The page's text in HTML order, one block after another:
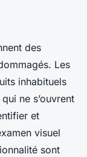
des
Les
inhabituels
ne s’ouvrent
et
visuel
sont